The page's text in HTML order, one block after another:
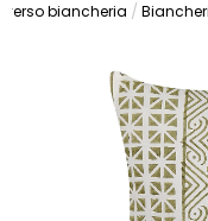
biancheria